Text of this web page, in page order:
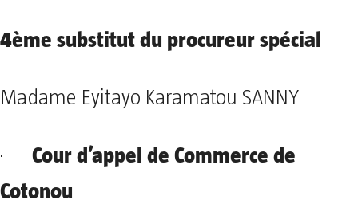
4ème substitut du procureur spécial
Madame Eyitayo Karamatou SANNY
· Cour d’appel de Commerce de
Cotonou